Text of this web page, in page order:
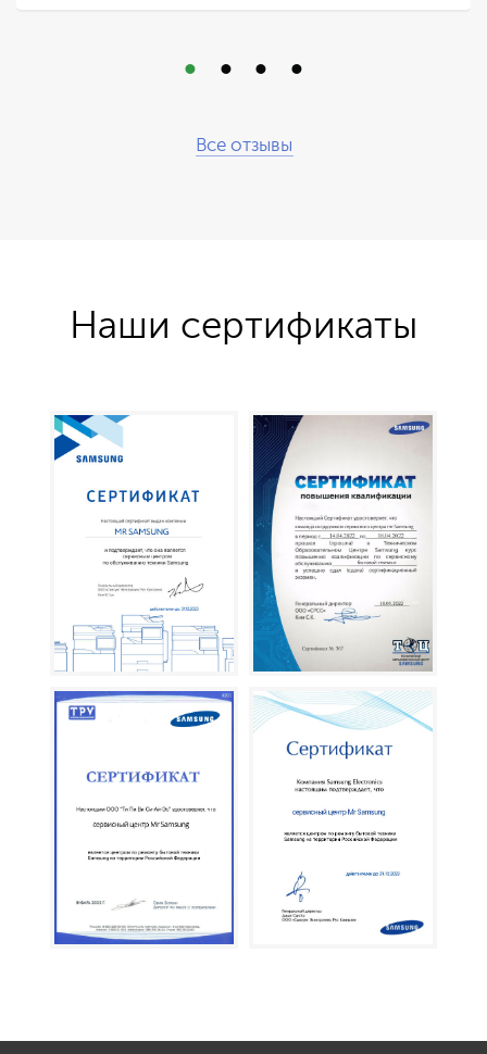
Все отзывы
Наши сертификаты